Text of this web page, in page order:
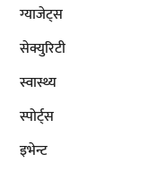
ग्याजेट्स
सेक्युरिटी
स्वास्थ्य
स्पोर्ट्स
इभेन्ट